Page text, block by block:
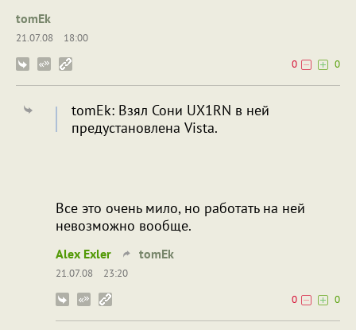
tomEk
21.07.08
18:00
0
0
tomEk: Взял Сони UX1RN в ней
предустановлена Vista.
Все это очень мило, но работать на ней
невозможно вообще.
Alex Exler tomEk
21.07.08
23:20
0
0